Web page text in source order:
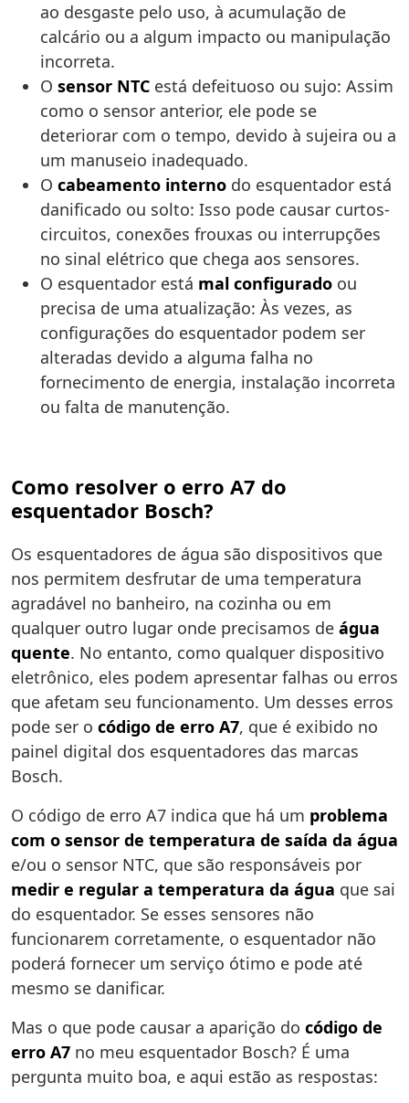
ao desgaste pelo uso, à acumulação de
calcário ou a algum impacto ou manipulação
incorreta.
O sensor NTC está defeituoso ou sujo: Assim
como o sensor anterior, ele pode se
deteriorar com o tempo, devido à sujeira ou a
um manuseio inadequado.
O cabeamento interno do esquentador está
danificado ou solto: Isso pode causar curtos-
circuitos, conexões frouxas ou interrupções
no sinal elétrico que chega aos sensores.
O esquentador está mal configurado ou
precisa de uma atualização: Às vezes, as
configurações do esquentador podem ser
alteradas devido a alguma falha no
fornecimento de energia, instalação incorreta
ou falta de manutenção.
Como resolver o erro A7 do
esquentador Bosch?
Os esquentadores de água são dispositivos que
nos permitem desfrutar de uma temperatura
agradável no banheiro, na cozinha ou em
qualquer outro lugar onde precisamos de água
quente. No entanto, como qualquer dispositivo
eletrônico, eles podem apresentar falhas ou erros
que afetam seu funcionamento. Um desses erros
pode ser o código de erro A7, que é exibido no
painel digital dos esquentadores das marcas
Bosch.
O código de erro A7 indica que há um problema
com o sensor de temperatura de saída da água
e/ou o sensor NTC, que são responsáveis por
medir e regular a temperatura da água que sai
do esquentador. Se esses sensores não
funcionarem corretamente, o esquentador não
poderá fornecer um serviço ótimo e pode até
mesmo se danificar.
Mas o que pode causar a aparição do código de
erro A7 no meu esquentador Bosch? É uma
pergunta muito boa, e aqui estão as respostas: